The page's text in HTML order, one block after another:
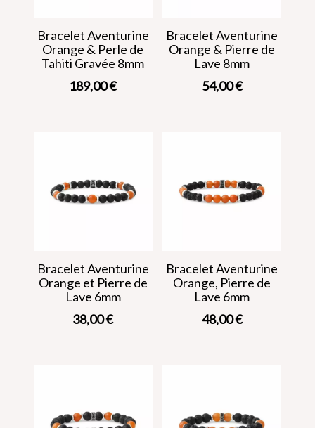
Bracelet Aventurine
Orange & Perle de
Tahiti Gravée 8mm
189,00€
Bracelet Aventurine
Orange & Pierre de
Lave 8mm
54,00€
Bracelet Aventurine
Orange et Pierre de
Lave 6mm
38,00€
Bracelet Aventurine
Orange, Pierre de
Lave 6mm
48,00€